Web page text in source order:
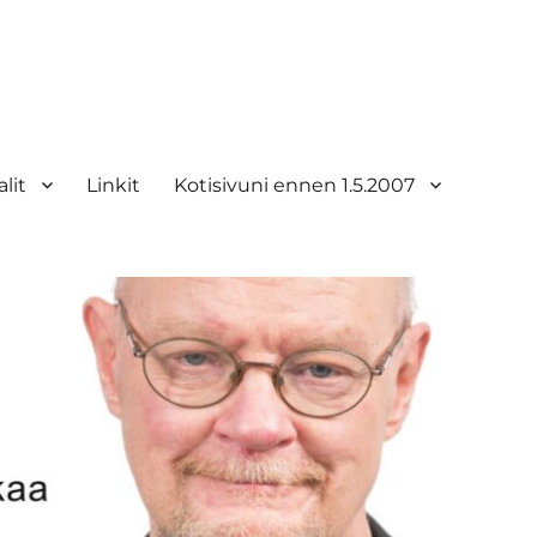
Linkit Kotisivuni ennen 1.5.2007